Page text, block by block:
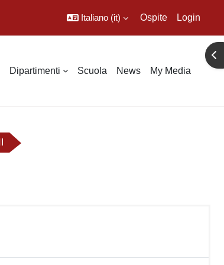
Italiano ‎(it)‎ Ospite Login
Dipartimenti Scuola News My Media